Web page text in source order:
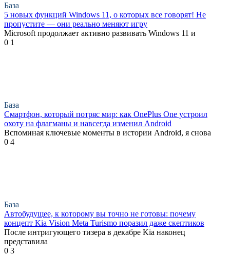
База
5 новых функций Windows 11, о которых все говорят! Не
пропустите — они реально меняют игру
Microsoft продолжает активно развивать Windows 11 и
0 1
База
Смартфон, который потряс мир: как OnePlus One устроил
охоту на флагманы и навсегда изменил Android
Вспоминая ключевые моменты в истории Android, я снова
0 4
База
Автобудущее, к которому вы точно не готовы: почему
концепт Kia Vision Meta Turismo поразил даже скептиков
После интригующего тизера в декабре Kia наконец
представила
0 3